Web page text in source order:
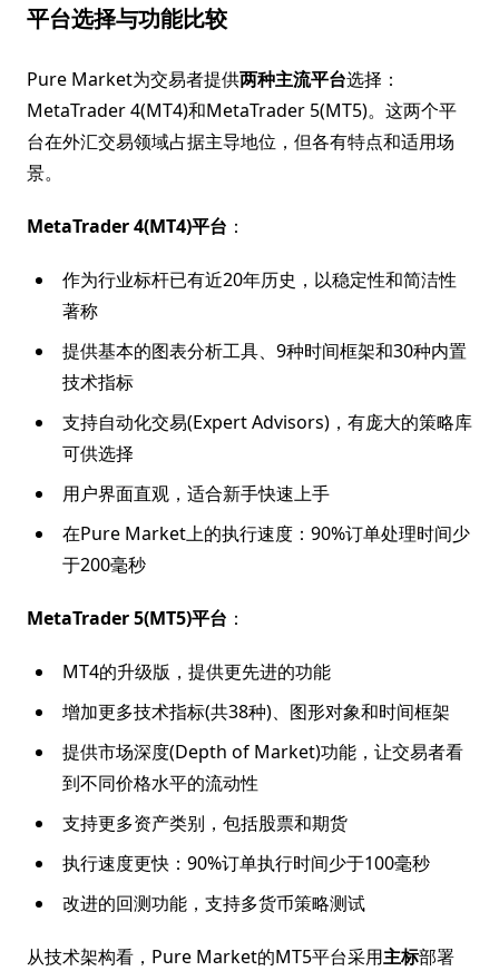
平台选择与功能比较
Pure Market为交易者提供两种主流平台选择：
MetaTrader 4(MT4)和MetaTrader 5(MT5)。这两个平
台在外汇交易领域占据主导地位，但各有特点和适用场
景。
MetaTrader 4(MT4)平台 ：
作为行业标杆已有近20年历史，以稳定性和简洁性
著称
提供基本的图表分析工具、9种时间框架和30种内置
技术指标
支持自动化交易(Expert Advisors)，有庞大的策略库
可供选择
用户界面直观，适合新手快速上手
在Pure Market上的执行速度：90%订单处理时间少
于200毫秒
MetaTrader 5(MT5)平台 ：
MT4的升级版，提供更先进的功能
增加更多技术指标(共38种)、图形对象和时间框架
提供市场深度(Depth of Market)功能，让交易者看
到不同价格水平的流动性
支持更多资产类别，包括股票和期货
执行速度更快：90%订单执行时间少于100毫秒
改进的回测功能，支持多货币策略测试
从技术架构看，Pure Market的MT5平台采用主标部署